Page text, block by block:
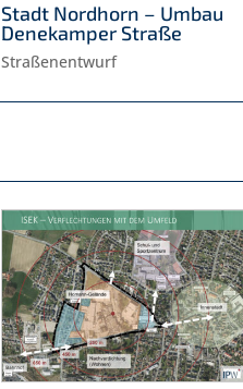
Stadt Nordhorn – Umbau
Denekamper Straße
Straßenentwurf